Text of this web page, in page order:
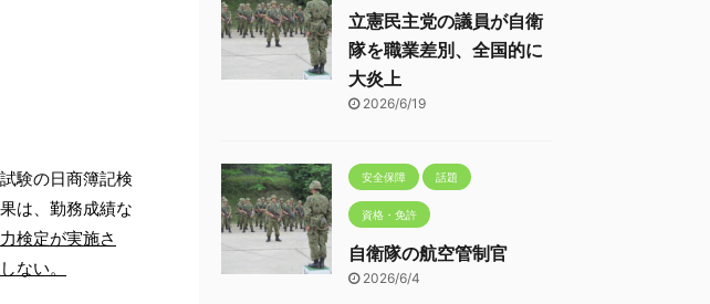
験の日商簿記検
は、勤務成績な
検定が実施さ
ない。
立憲民主党の議員が自衛
隊を職業差別、全国的に
大炎上
2026/6/19
安全保障 話題
資格・免許
自衛隊の航空管制官
2026/6/4